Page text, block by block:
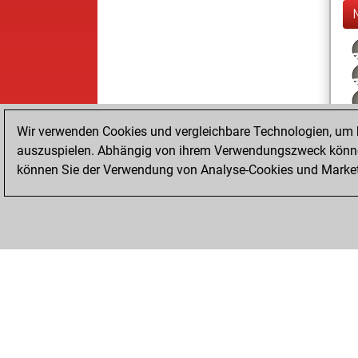
Wir verwenden Cookies und vergleichbare Technologien,
auszuspielen. Abhängig von ihrem Verwendungszweck
können Sie der Verwendung von Analyse-Cookies und